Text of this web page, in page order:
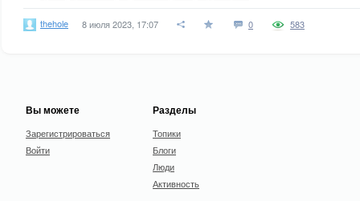
thehole 8 июля 2023, 17:07 0 583
Вы можете
Зарегистрироваться
Войти
Разделы
Топики
Блоги
Люди
Активность